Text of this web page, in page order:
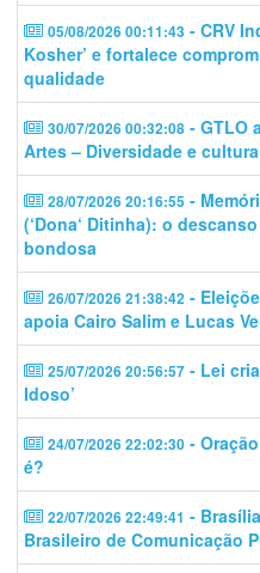
05/08/2026 00:11:43 - CRV
Kosher’ e fortalece
qualidade
30/07/2026 00:32:08 - GTLO
Artes – Diversidade e
28/07/2026 20:16:55 -
(‘Dona‘ Ditinha): o
bondosa
26/07/2026 21:38:42 -
apoia Cairo Salim e Lucas
25/07/2026 20:56:57 - Lei
Idoso’
24/07/2026 22:02:30 -
é?
22/07/2026 22:49:41 -
Brasileiro de Comunicação